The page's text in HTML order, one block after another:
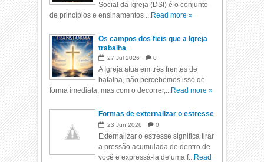
Social da Igreja (DSI) é o conjunto
de princípios e ensinamentos ...Read more »
Os campos dos fieis que a Igreja
trabalha
27 Jul 2026 0
A Igreja atua em três frentes de
batalha, não percebemos isso de
forma imediata, mas com o decorrer,...Read more »
Formas de externalizar o estresse
23 Jun 2026 0
Externalizar o estresse significa tirar
a pressão acumulada de dentro de
você e expressá-la de uma f...Read